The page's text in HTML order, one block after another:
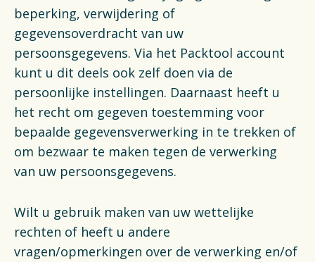
beperking, verwijdering of
gegevensoverdracht van uw
persoonsgegevens. Via het Packtool account
kunt u dit deels ook zelf doen via de
persoonlijke instellingen. Daarnaast heeft u
het recht om gegeven toestemming voor
bepaalde gegevensverwerking in te trekken of
om bezwaar te maken tegen de verwerking
van uw persoonsgegevens.
Wilt u gebruik maken van uw wettelijke
rechten of heeft u andere
vragen/opmerkingen over de verwerking en/of